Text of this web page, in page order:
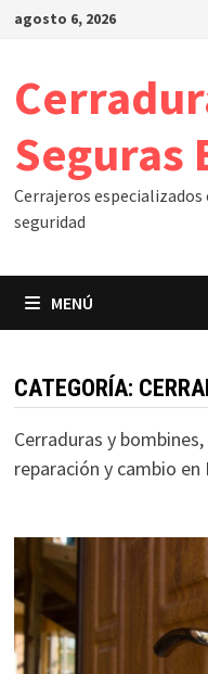
Saltar
agosto 6, 2026
Seguras
Cerrajeros especializados
seguridad
MENÚ
CATEGORÍA:
Cerraduras y
reparación y cambio en